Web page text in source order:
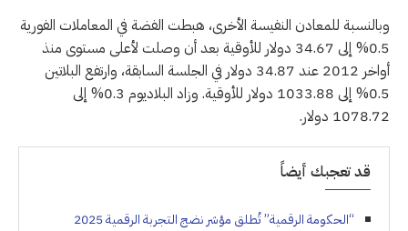
وبالنسبة للمعادن النفيسة الأخرى، هبطت الفضة في المعاملات الفورية
0.5% إلى 34.67 دولار للأوقية بعد أن وصلت لأعلى مستوى منذ
أواخر 2012 عند 34.87 دولار في الجلسة السابقة، وارتفع البلاتين
0.5% إلى 1033.88 دولار للأوقية. وزاد البلاديوم 0.3% إلى
1078.72 دولار.
قد تعجبك أيضاً
“الحكومة الرقمية” تُطلق مؤشر نضج التجربة الرقمية 2025